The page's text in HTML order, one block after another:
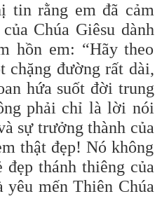
tin rằng em đã cảm
Chúa Giêsu dành
hồn em: “Hãy theo
chặng đường rất dài,
hứa suốt đời trung
phải chỉ là lời nói
sự trưởng thành của
thật đẹp! Nó không
thánh thiêng của
mến Thiên Chúa